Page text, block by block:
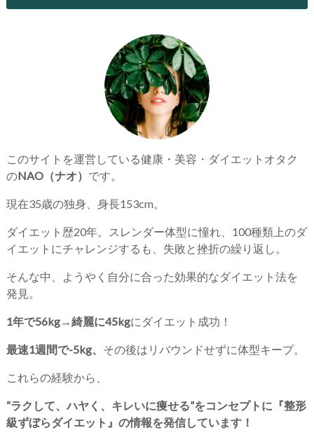
このサイトを運営している健康・美容・ダイエットオタク
のNAO（ナオ） です。
現在35歳の独身、身長153cm。
ダイエット歴20年。スレンダー体型に憧れ、100種類上のダ
イエットにチャレンジするも、失敗と挫折の繰り返し。
そんな中、ようやく自分に合った効果的なダイエット法を
発見。
1年で56kg→綺麗に45kgにダイエット成功！
最速1週間で-5kg、 その後はリバウンドせずに体型キープ。
これらの経験から、
“ラクして、ハヤく、キレいに痩せる”をコンセプトに『整形
級ずぼらダイエット』の情報を発信しています！